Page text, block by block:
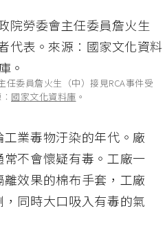
任委員詹火生（中）接見RCA事件受
國家文化資料庫 。
業毒物汙染的年代。廠
不會懷疑有毒。工廠一
效果的棉布手套，工廠
同時大口吸入有毒的氣